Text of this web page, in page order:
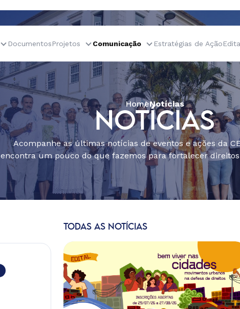
DocumentosProjetos Comunicação Estratégias de Ação
HomeNotícias
NOTÍCIAS
Acompanhe as últimas notícias de eventos e ações da
encontra um pouco do que fazemos para fortalecer
TODAS AS NOTÍCIAS